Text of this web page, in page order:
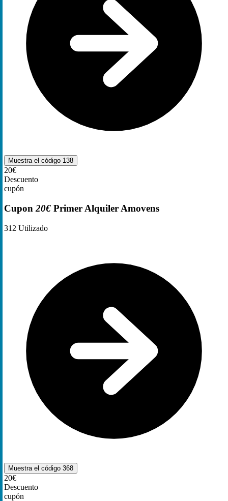
Muestra el código 138
20€
Descuento
cupón
Cupon 20€ Primer Alquiler Amovens
312 Utilizado
Muestra el código 368
20€
Descuento
cupón